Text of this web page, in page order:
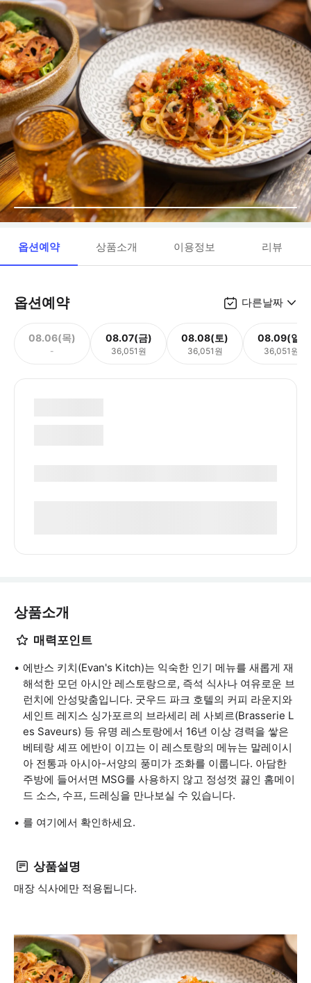
옵션예약 상품소개 이용정보 리뷰
옵션예약 다른날짜
08.06(목)
-
08.07(금)
36,051원
08.08(토)
36,051원
08.09(일)
36,051원
상품소개
매력포인트
에반스 키치(Evan's Kitch)는 익숙한 인기 메뉴를 새롭게 재
해석한 모던 아시안 레스토랑으로, 즉석 식사나 여유로운 브
런치에 안성맞춤입니다. 굿우드 파크 호텔의 커피 라운지와
세인트 레지스 싱가포르의 브라세리 레 사뵈르(Brasserie L
es Saveurs) 등 유명 레스토랑에서 16년 이상 경력을 쌓은
베테랑 셰프 에반이 이끄는 이 레스토랑의 메뉴는 말레이시
아 전통과 아시아-서양의 풍미가 조화를 이룹니다. 아담한
주방에 들어서면 MSG를 사용하지 않고 정성껏 끓인 홈메이
드 소스, 수프, 드레싱을 만나보실 수 있습니다.
를 여기에서 확인하세요.
상품설명
매장 식사에만 적용됩니다.